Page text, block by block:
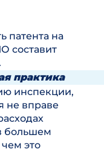
патента на
составит
практика
инспекции,
не вправе
большем
это